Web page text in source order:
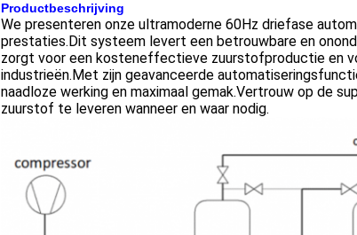
Productbeschrijving
We presenteren onze ultramoderne 60Hz driefase
prestaties.Dit systeem levert een betrouwbare en
zorgt voor een kosteneffectieve zuurstofproductie en
industrieën.Met zijn geavanceerde
naadloze werking en maximaal gemak.Vertrouw op de
zuurstof te leveren wanneer en waar nodig.